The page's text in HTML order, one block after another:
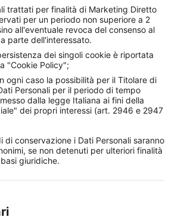
trattati per finalità di Marketing Diretto
per un periodo non superiore a 2
all'eventuale revoca del consenso al
parte dell'interessato.
dei singoli cookie è riportata
"Cookie Policy";
ogni caso la possibilità per il Titolare di
Personali per il periodo di tempo
dalla legge Italiana ai fini della
dei propri interessi (art. 2946 e 2947
di conservazione i Dati Personali saranno
se non detenuti per ulteriori finalità
giuridiche.